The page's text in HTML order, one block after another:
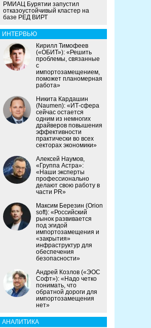
РМИАЦ Бурятии запустил
отказоустойчивый кластер на
базе РЕД ВИРТ
ИНТЕРВЬЮ
Кирилл Тимофеев
(«ОБИТ»): «Решить
проблемы, связанные
с
импортозамещением,
поможет планомерная
работа»
Никита Кардашин
(Naumen): «ИТ-сфера
сейчас остается
одним из немногих
драйверов повышения
эффективности
практически во всех
секторах экономики»
Алексей Наумов,
«Группа Астра»:
«Наши эксперты
профессионально
делают свою работу в
части PR»
Максим Березин (Orion
soft): «Российский
рынок развивается
под эгидой
импортозамещения и
«закрытия»
инфраструктур для
обеспечения
безопасности»
Андрей Козлов («ЭОС
Софт»): «Надо четко
понимать, что
обратной дороги для
импортозамещения
нет»
АНАЛИТИКА